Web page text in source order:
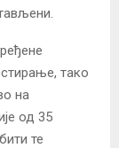
тако
на
од 35
те